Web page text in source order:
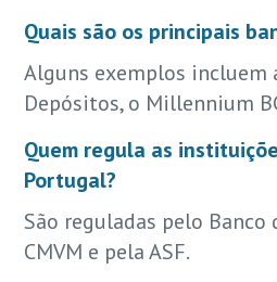
Quais são os principais
Alguns exemplos incluem
Depósitos, o Millennium
Quem regula as
Portugal?
São reguladas pelo Banco
CMVM e pela ASF.